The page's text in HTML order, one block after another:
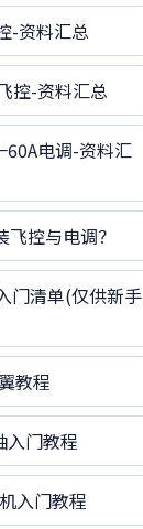
-资料汇总
控-资料汇总
60A电调-资料汇
控与电调？
门清单(仅供新手
教程
入门教程
入门教程